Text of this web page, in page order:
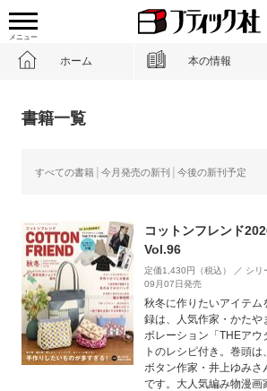
メニュー
ホーム 本の情報
書籍一覧
すべての書籍 今月発売の新刊 今後の新刊予定
コットンフレンド
Vol.96
定価1,430円（税込） ／ シ
09月07日発売
秋冬に作りたいアイテ
録は、人気作家・かたや
ボレーション「THEアウ
トのレシピ付き。巻頭
ボタン作家・井上ゆみさ
です。大人気編み物漫画